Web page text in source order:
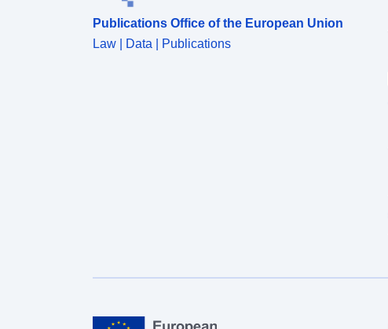
Publications Office of the European Union
Law | Data | Publications